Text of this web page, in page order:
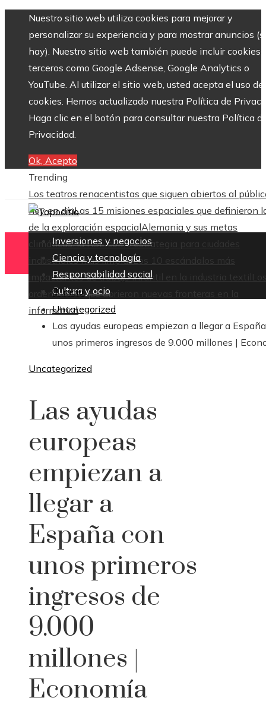
Nuestro sitio web utiliza cookies para mejorar y
personalizar su experiencia y para mostrar anuncios
hay). Nuestro sitio web también puede incluir cookies
terceros como Google Adsense, Google Analytics o
YouTube. Al utilizar el sitio web, usted acepta el uso de
cookies. Hemos actualizado nuestra Política de
Haga clic en el botón para consultar nuestra Política
Privacidad.
Ok, Acepto
Trending
Los teatros renacentistas que siguen abiertos al
hoy en díaLas 15 misiones espaciales que definieron
de la exploración espacialAlemania y sus metas
climáticas: la RSE como estrategia para ciudades
industriales más limpiasLos 10 escándalos más
impactantes de trabajo infantil en la industria textil
ordenadores que abrieron nuevas fronteras en la
informática
Inversiones y negocios
Ciencia y tecnología
Responsabilidad social
Cultura y ocio
Inicio
Uncategorized
Las ayudas europeas empiezan a llegar a
unos primeros ingresos de 9.000 millones |
Uncategorized
Las ayudas
europeas
empiezan a
llegar a
España con
unos primeros
ingresos de
9.000
millones |
Economía